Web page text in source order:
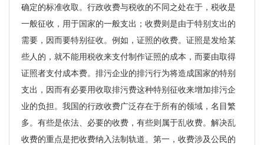
确定的标准收取。行政收费与税收的不同之处在于，税收是
一般征收，用于国家的一般支出；收费则是由于特别支出的
需要，因而要特别征收。例如，证照的收费。证照是发给某
些人的，就不能用税收来支付制作证照的成本，而要由取得
证照者支付成本费。排污企业的排污行为将造成国家的特别
支出，因而有必要用收取排污费这种特别征收来增加排污企
业的负担。我国的行政收费广泛存在于所有的领域，名目繁
多。有些是依法、必要的收费，有些则属于乱收费。解决乱
收费的重点是把收费纳入法制轨道。第一，收费涉及公民的